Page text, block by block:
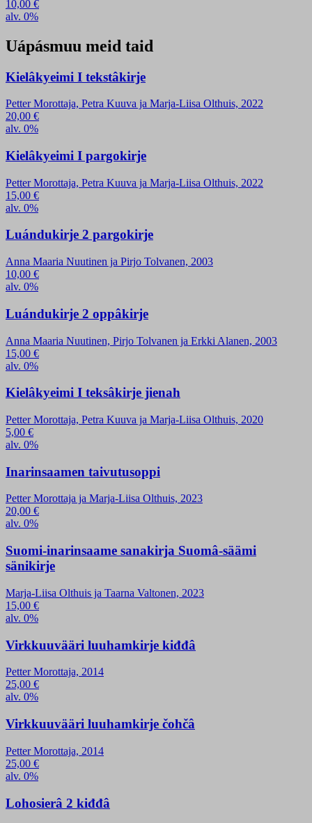
10,00 €
alv. 0%
Uápásmuu meid taid
Kielâkyeimi I tekstâkirje
Petter Morottaja, Petra Kuuva ja Marja-Liisa Olthuis, 2022
20,00 €
alv. 0%
Kielâkyeimi I pargokirje
Petter Morottaja, Petra Kuuva ja Marja-Liisa Olthuis, 2022
15,00 €
alv. 0%
Luándukirje 2 pargokirje
Anna Maaria Nuutinen ja Pirjo Tolvanen, 2003
10,00 €
alv. 0%
Luándukirje 2 oppâkirje
Anna Maaria Nuutinen, Pirjo Tolvanen ja Erkki Alanen, 2003
15,00 €
alv. 0%
Kielâkyeimi I teksâkirje jienah
Petter Morottaja, Petra Kuuva ja Marja-Liisa Olthuis, 2020
5,00 €
alv. 0%
Inarinsaamen taivutusoppi
Petter Morottaja ja Marja-Liisa Olthuis, 2023
20,00 €
alv. 0%
Suomi-inarinsaame sanakirja Suomâ-säämi
sänikirje
Marja-Liisa Olthuis ja Taarna Valtonen, 2023
15,00 €
alv. 0%
Virkkuuvääri luuhamkirje kiđđâ
Petter Morottaja, 2014
25,00 €
alv. 0%
Virkkuuvääri luuhamkirje čohčâ
Petter Morottaja, 2014
25,00 €
alv. 0%
Lohosierâ 2 kiđđâ